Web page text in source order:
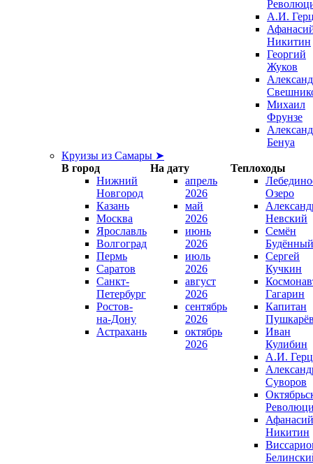
А.И.
Никитин
Георгий
Жуков
Михаил
Фрунзе
Бенуа
Круизы из Самары ➤
В город
На дату
Теплоходы
Нижний
Новгород
Казань
Москва
Ярославль
Волгоград
Пермь
Саратов
Санкт-
Петербург
Ростов-
на-Дону
Астрахань
апрель
2026
май
2026
июнь
2026
июль
2026
август
2026
сентябрь
2026
октябрь
2026
Озеро
Невский
Семён
Будённый
Сергей
Кучкин
Гагарин
Капитан
Иван
Кулибин
А.И.
Суворов
Афанасий
Никитин